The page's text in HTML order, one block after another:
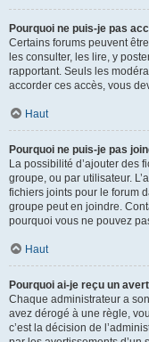
Pourquoi ne puis-je pas
Certains forums peuvent
les consulter, les lire, y
rapportant. Seuls les
accorder ces accès, vous
Haut
Pourquoi ne puis-je pas
La possibilité d’ajouter des
groupe, ou par utilisateur.
fichiers joints pour le forum
groupe peut en joindre.
pourquoi vous ne pouvez
Haut
Pourquoi ai-je reçu un
Chaque administrateur a
avez dérogé à une règle,
c’est la décision de